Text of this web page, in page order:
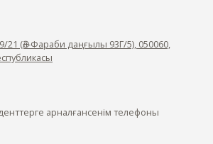
21 (Әл-Фараби даңғылы 93Г/5), 050060,
арналғансенім телефоны